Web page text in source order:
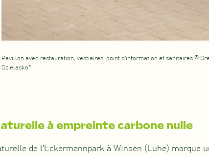
Pavillon avec restauration, vestiaires, point d'information et sanitaires ©
Szielasko*
à empreinte carbone nulle
de l'Eckermannpark à Winsen (Luhe) marque